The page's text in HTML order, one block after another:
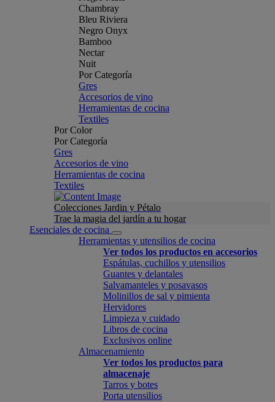
Chambray
Bleu Riviera
Negro Onyx
Bamboo
Nectar
Nuit
Por Categoría
Gres
Accesorios de vino
Herramientas de cocina
Textiles
Por Color
Por Categoría
Gres
Accesorios de vino
Herramientas de cocina
Textiles
Colecciones Jardin y Pétalo
Trae la magia del jardín a tu hogar
Esenciales de cocina
Herramientas y utensilios de cocina
Ver todos los productos en accesorios
Espátulas, cuchillos y utensilios
Guantes y delantales
Salvamanteles y posavasos
Molinillos de sal y pimienta
Hervidores
Limpieza y cuidado
Libros de cocina
Exclusivos online
Almacenamiento
Ver todos los productos para
almacenaje
Tarros y botes
Porta utensilios